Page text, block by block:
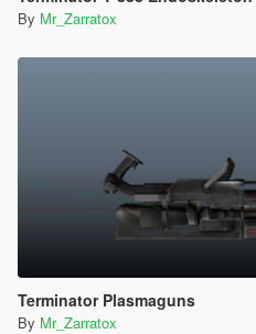
By Mr_Zarratox
Terminator Plasmaguns
By Mr_Zarratox